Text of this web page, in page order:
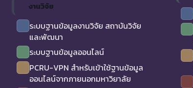
งานวิจัย
ระบบฐานข้อมูลงานวิจัย สถาบันวิจัย
และพัฒนา
ระบบฐานข้อมูลออนไลน์
PCRU-VPN สำหรับเข้าใช้ฐานข้อมูล
ออนไลน์จากภายนอกมหาวิยาลัย